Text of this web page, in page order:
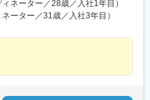
等の移住支援あり（規定有）・
ネーター／28歳／入社1年目）
ーター／31歳／入社3年目）